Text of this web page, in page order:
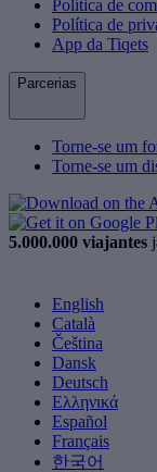
Política de
Política de
App da Tiqets
Parcerias
Torne-se um
Torne-se um
5.000.000 viajantes
English
Català
Čeština
Dansk
Deutsch
Ελληνικά
Español
Français
한국어